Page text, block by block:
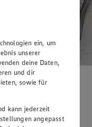
ein, um
unserer
deine Daten,
und dir
sowie für
kann jederzeit
angepasst